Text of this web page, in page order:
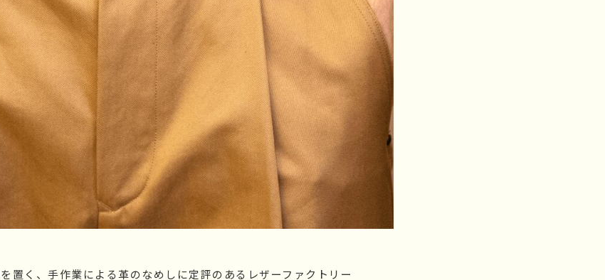
置く、手作業による革のなめしに定評のあるレザーファクトリー